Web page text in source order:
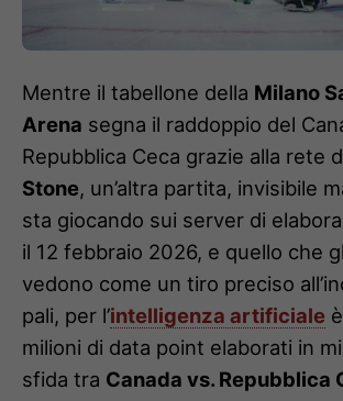
Mentre il tabellone della Milano
Arena segna il raddoppio del
Repubblica Ceca grazie alla rete
Stone, un’altra partita, invisibile
sta giocando sui server di
il 12 febbraio 2026, e quello che
vedono come un tiro preciso
pali, per l’intelligenza artificiale
milioni di data point elaborati in
sfida tra Canada vs. Repubblica